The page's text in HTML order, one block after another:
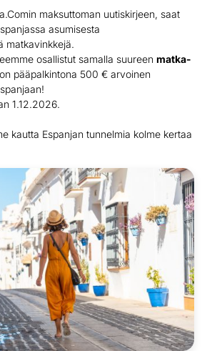
maksuttoman uutiskirjeen, saat
asumisesta
matkavinkkejä.
osallistut samalla suureen matka-
pääpalkintona 500 € arvoinen
1.12.2026.
kautta Espanjan tunnelmia kolme kertaa